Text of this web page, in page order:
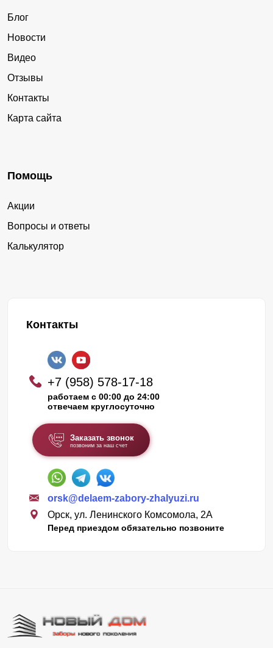
Блог
Новости
Видео
Отзывы
Контакты
Карта сайта
Помощь
Акции
Вопросы и ответы
Калькулятор
Контакты
+7 (958) 578-17-18
работаем с 00:00 до 24:00
отвечаем круглосуточно
Заказать звонок
позвоним за наш счет
orsk@delaem-zabory-zhalyuzi.ru
Орск, ул. Ленинского Комсомола, 2А
Перед приездом обязательно позвоните